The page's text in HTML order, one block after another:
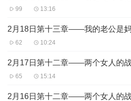
99 13:16
62 10:24
65 15:14